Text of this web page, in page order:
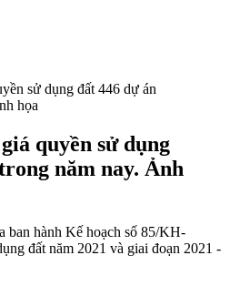
quyền sử dụng
năm nay. Ảnh
hành Kế hoạch số 85/KH-
đất năm 2021 và giai đoạn 2021 -